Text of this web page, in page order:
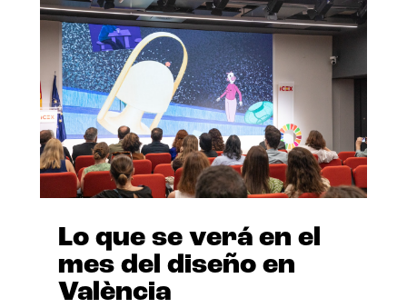
Lo que se verá en el
mes del diseño en
València